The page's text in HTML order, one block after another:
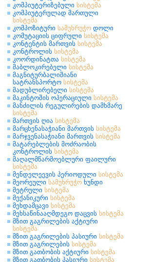
კომპიუტერიზებული სისტემა
კომპიუტერულად მართული
სისტემა
კომპოზიტური სამუხრუჭო დოლი
კომუტაციის ციფრული სისტემა
კონტენტის მართვის სისტემა
კონტროლის სისტემა
კოორდინატთა სისტემა
მაბლოკირებელი სისტემა
მაგნიტურბალიშიანი
სატრანსპორტო სისტემა
მადუბლირებელი სისტემა
მაკინტოშის ოპერაციული სისტემა
მანძილის რეგულირების დამხმარე
სისტემა
მართვის ღია სისტემა
მარცხენასაჭიანი მართვის სისტემა
მარჯვენასაჭიანი მართვის სისტემა
მატარებლების მოძრაობის
კონტროლის სისტემა
მაღალმწარმოებლური ფაილური
სისტემა
მენდელეევის პერიოდული სისტემა
მეორეული სამუხრუჭო ხუნდი
მეტრული სისტემა
მექანიკური სისტემა
მეხდამცავი სისტემა
მეხსაწინააღმდეგო დაცვის სისტემა
მზით გაგრილების აქტიური
სისტემა
მზით გაგრილების პასიური სისტემა
მზით გაგრილების სისტემა
მზით გათბობის აქტიური სისტემა
მზით გათბობის პასიური სისტემა